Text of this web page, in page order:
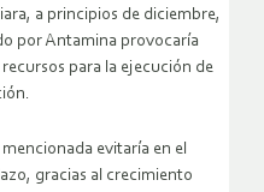
a principios de diciembre,
por Antamina provocaría
para la ejecución de
evitaría en el
gracias al crecimiento